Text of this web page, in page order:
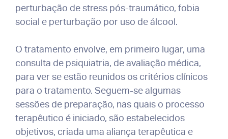
perturbação de stress pós-traumático, fobia
social e perturbação por uso de álcool.
O tratamento envolve, em primeiro lugar, uma
consulta de psiquiatria, de avaliação médica,
para ver se estão reunidos os critérios clínicos
para o tratamento. Seguem-se algumas
sessões de preparação, nas quais o processo
terapêutico é iniciado, são estabelecidos
objetivos, criada uma aliança terapêutica e